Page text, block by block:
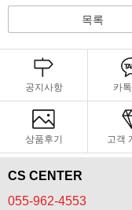
목록
공지사항 카
상품후기 고객
CS CENTER
055-962-4553